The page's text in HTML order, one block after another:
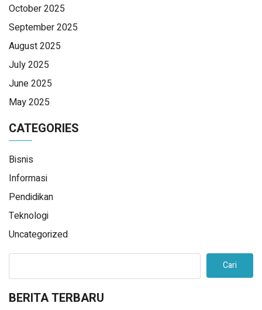
October 2025
September 2025
August 2025
July 2025
June 2025
May 2025
CATEGORIES
Bisnis
Informasi
Pendidikan
Teknologi
Uncategorized
Cari
BERITA TERBARU